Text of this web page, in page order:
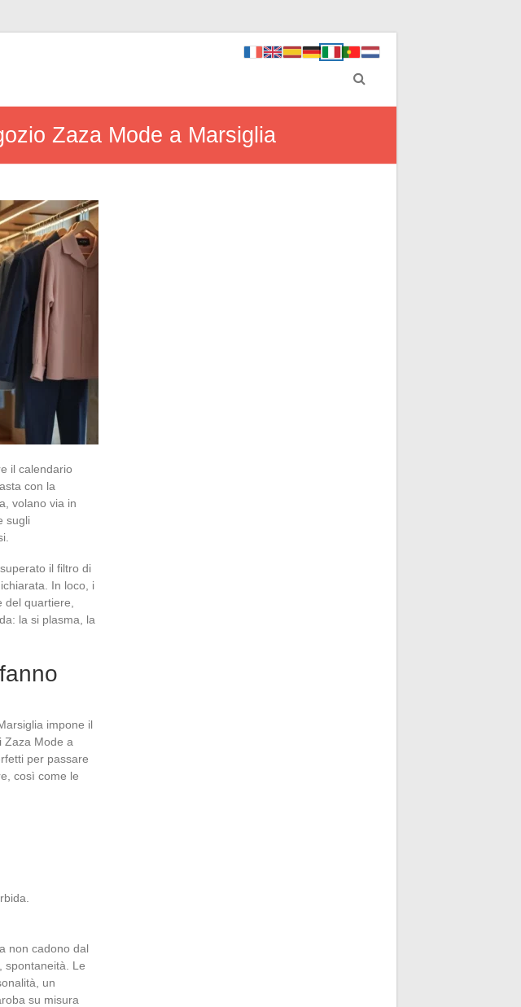
Zaza Mode a Marsiglia
il calendario
con la
volano via in
sugli
il filtro di
In loco, i
quartiere,
la si plasma, la
impone il
Zaza Mode a
per passare
così come le
non cadono dal
spontaneità. Le
un
su misura